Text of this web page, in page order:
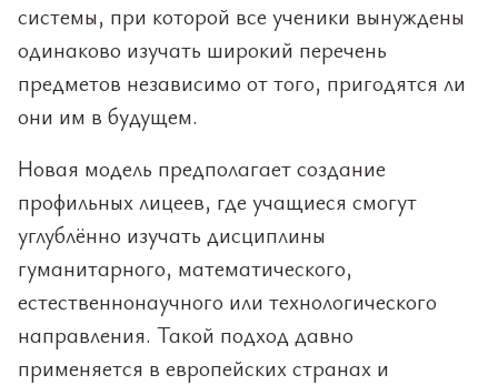
системы, при которой все ученики вынуждены
одинаково изучать широкий перечень
предметов независимо от того, пригодятся ли
они им в будущем.
Новая модель предполагает создание
профильных лицеев, где учащиеся смогут
углублённо изучать дисциплины
гуманитарного, математического,
естественнонаучного или технологического
направления. Такой подход давно
применяется в европейских странах и